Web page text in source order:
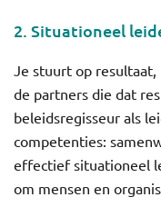
2. Situationeel
Je stuurt op resultaat,
de partners die dat
beleidsregisseur als
competenties:
effectief situationeel
om mensen en